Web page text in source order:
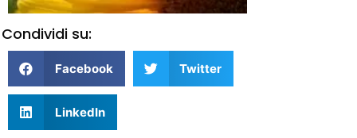
Condividi su:
Facebook Twitter
LinkedIn